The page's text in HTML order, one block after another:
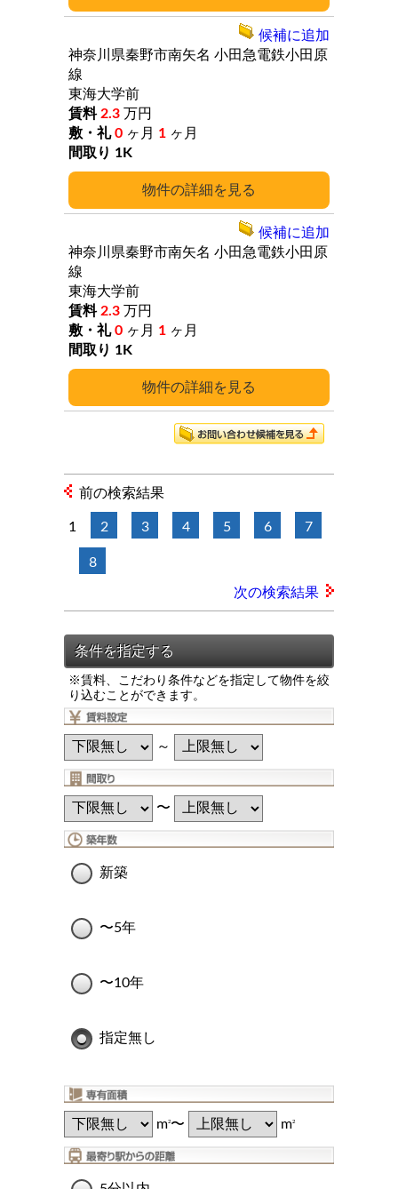
詳細
神奈川県秦野市南矢名 小田急電鉄小田原
線
東海大学前
2.3 万円
0 ヶ月 1 ヶ月
1K
候補に追加
詳細
神奈川県秦野市南矢名 小田急電鉄小田原
線
東海大学前
2.3 万円
0 ヶ月 1 ヶ月
1K
候補に追加
前の検索結果
1 2 3 4 5 6 7
8
次の検索結果
※賃料、こだわり条件などを指定して物件を絞
り込むことができます。
～
〜
新築
〜5年
〜10年
指定無し
m2〜 m2